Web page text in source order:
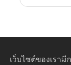
เว็บไซต์ของเรา